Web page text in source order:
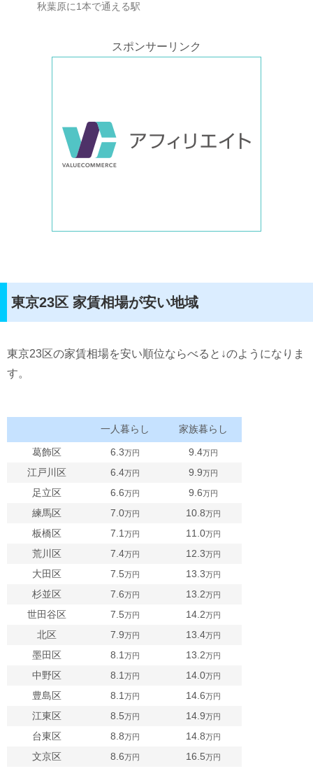
秋葉原に1本で通える駅
スポンサーリンク
東京23区 家賃相場が安い地域
東京23区の家賃相場を安い順位ならべると↓のようになりま
す。
一人暮らし 家族暮らし
葛飾区 6.3万円 9.4万円
江戸川区 6.4万円 9.9万円
足立区 6.6万円 9.6万円
練馬区 7.0万円 10.8万円
板橋区 7.1万円 11.0万円
荒川区 7.4万円 12.3万円
大田区 7.5万円 13.3万円
杉並区 7.6万円 13.2万円
世田谷区 7.5万円 14.2万円
北区 7.9万円 13.4万円
墨田区 8.1万円 13.2万円
中野区 8.1万円 14.0万円
豊島区 8.1万円 14.6万円
江東区 8.5万円 14.9万円
台東区 8.8万円 14.8万円
文京区 8.6万円 16.5万円